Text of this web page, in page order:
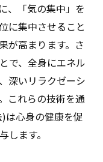
、「気の集中」を
に集中させること
が高まります。さ
で、全身にエネル
深いリラクゼーシ
これらの技術を通
は心身の健康を促
ます。